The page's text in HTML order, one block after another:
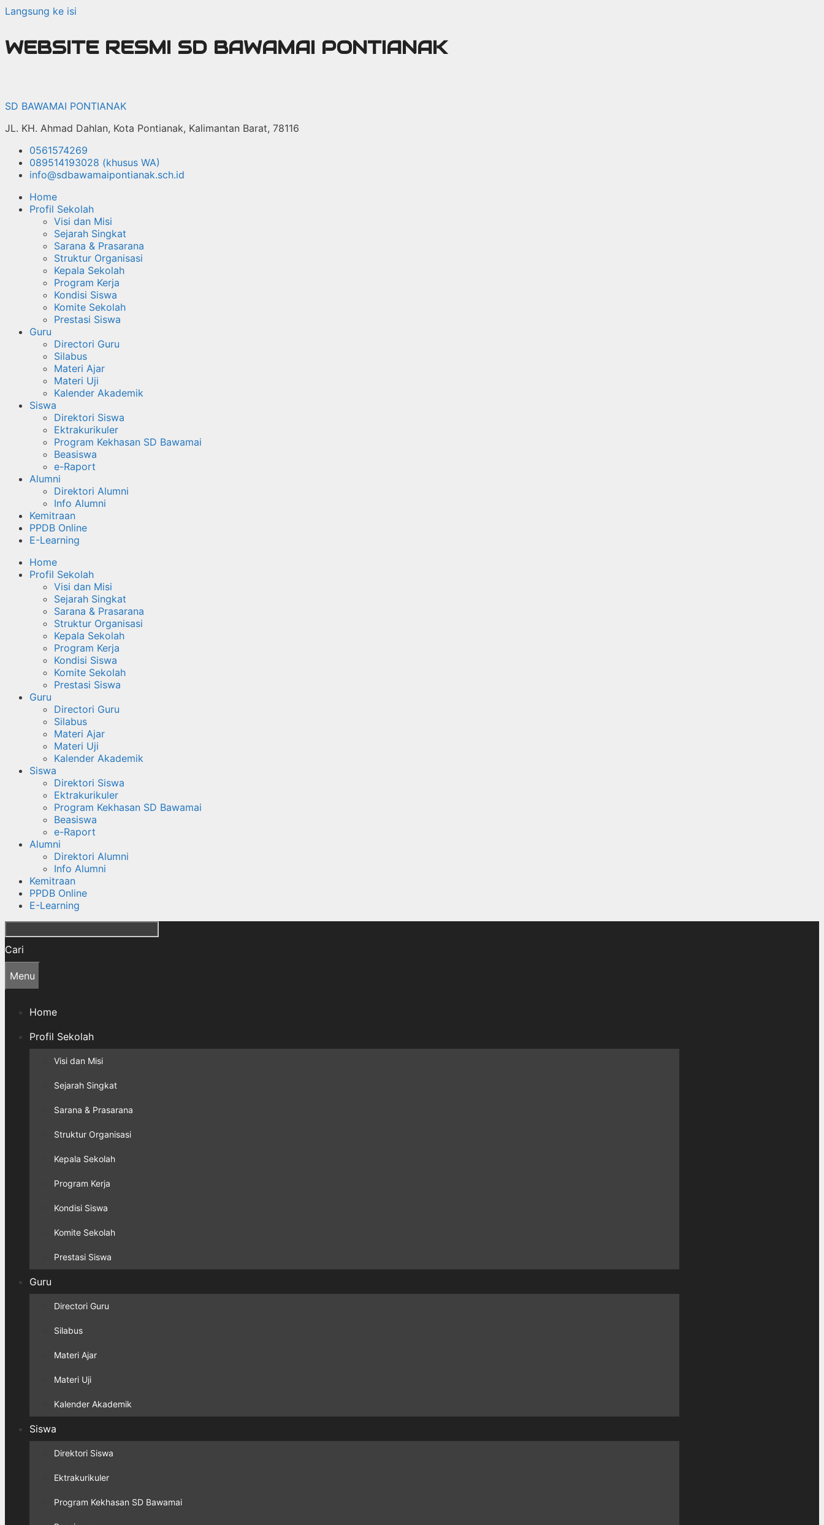
Langsung ke isi
WEBSITE RESMI SD BAWAMAI PONTIANAK
SD BAWAMAI PONTIANAK
JL. KH. Ahmad Dahlan, Kota Pontianak, Kalimantan Barat, 78116
0561574269
089514193028 (khusus WA)
info@sdbawamaipontianak.sch.id
Home
Profil Sekolah
Visi dan Misi
Sejarah Singkat
Sarana & Prasarana
Struktur Organisasi
Kepala Sekolah
Program Kerja
Kondisi Siswa
Komite Sekolah
Prestasi Siswa
Guru
Directori Guru
Silabus
Materi Ajar
Materi Uji
Kalender Akademik
Siswa
Direktori Siswa
Ektrakurikuler
Program Kekhasan SD Bawamai
Beasiswa
e-Raport
Alumni
Direktori Alumni
Info Alumni
Kemitraan
PPDB Online
E-Learning
Home
Profil Sekolah
Visi dan Misi
Sejarah Singkat
Sarana & Prasarana
Struktur Organisasi
Kepala Sekolah
Program Kerja
Kondisi Siswa
Komite Sekolah
Prestasi Siswa
Guru
Directori Guru
Silabus
Materi Ajar
Materi Uji
Kalender Akademik
Siswa
Direktori Siswa
Ektrakurikuler
Program Kekhasan SD Bawamai
Beasiswa
e-Raport
Alumni
Direktori Alumni
Info Alumni
Kemitraan
PPDB Online
E-Learning
Cari
Menu
Home
Profil Sekolah
Visi dan Misi
Sejarah Singkat
Sarana & Prasarana
Struktur Organisasi
Kepala Sekolah
Program Kerja
Kondisi Siswa
Komite Sekolah
Prestasi Siswa
Guru
Directori Guru
Silabus
Materi Ajar
Materi Uji
Kalender Akademik
Siswa
Direktori Siswa
Ektrakurikuler
Program Kekhasan SD Bawamai